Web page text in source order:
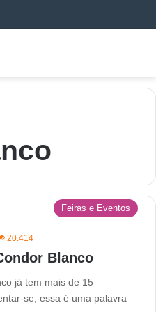
Feiras e Eventos
20.414
Blanco
já tem mais de 15
se, essa é uma palavra